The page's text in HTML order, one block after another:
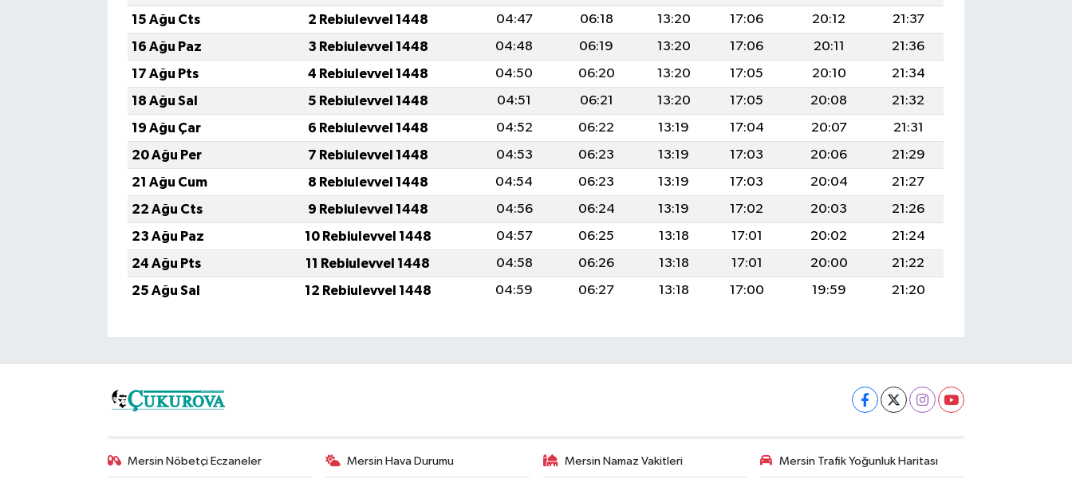
15 Ağu Cts
2 Rebiulevvel 1448 04:47 06:18 13:20 17:06 20:12
21:37
16 Ağu Paz
3 Rebiulevvel 1448 04:48 06:19 13:20 17:06 20:11
21:36
17 Ağu Pts
4 Rebiulevvel 1448 04:50 06:20 13:20 17:05 20:10
21:34
18 Ağu Sal
5 Rebiulevvel 1448 04:51 06:21 13:20 17:05 20:08
21:32
19 Ağu Çar
6 Rebiulevvel 1448 04:52 06:22 13:19 17:04 20:07
21:31
20 Ağu Per
7 Rebiulevvel 1448 04:53 06:23 13:19 17:03 20:06
21:29
21 Ağu Cum
8 Rebiulevvel 1448 04:54 06:23 13:19 17:03 20:04
21:27
22 Ağu Cts
9 Rebiulevvel 1448 04:56 06:24 13:19 17:02 20:03
21:26
23 Ağu Paz
10 Rebiulevvel 1448 04:57 06:25 13:18 17:01 20:02
21:24
24 Ağu Pts
11 Rebiulevvel 1448 04:58 06:26 13:18 17:01 20:00
21:22
25 Ağu Sal
12 Rebiulevvel 1448 04:59 06:27 13:18 17:00 19:59 21:20
Mersin Nöbetçi Eczaneler Mersin Hava Durumu Mersin Namaz Vakitleri Mersin Trafik Yoğunluk Haritası